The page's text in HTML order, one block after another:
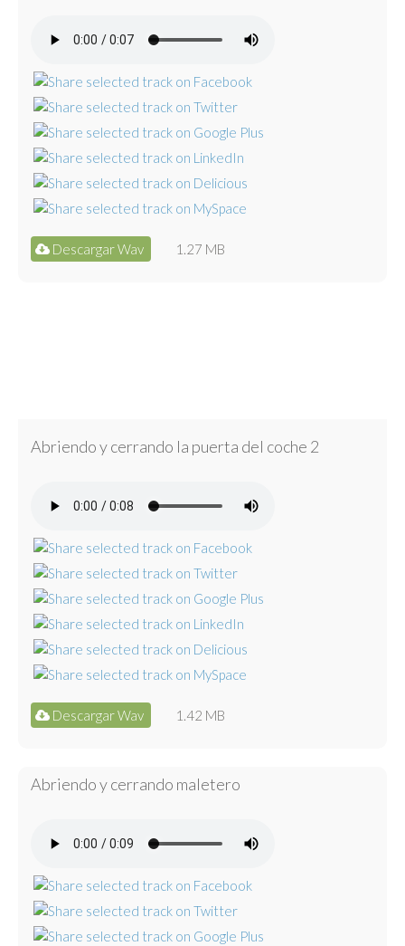
Descargar Wav 1.27 MB
Abriendo y cerrando la puerta del coche 2
Descargar Wav 1.42 MB
Abriendo y cerrando maletero